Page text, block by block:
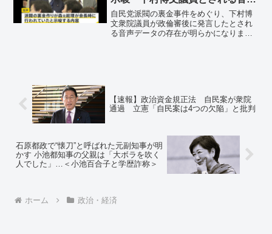
に状況が好転する材料は見当たらない。
声 “政倫審”では語られなかった
内容も…news23 TBSテレビ
自民党派閥の裏金事件をめぐり、下村博
文衆院議員が政倫審後に発言したとされ
る音声データの存在が明らかになりまし
【速報】政治資金規正法 自民案が衆院
通過 立憲「自民案は4つの欠陥」と批判
石原都政で“懐刀”と呼ばれた元副知事が明
かす 小池都知事の父親は「大ボラを吹く
人でした」…＜小池百合子と学歴詐称＞
ホーム 政治・経済